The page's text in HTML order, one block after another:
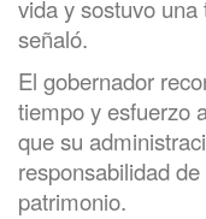
vida y sostuvo una
señaló.
El gobernador
tiempo y esfuerzo
que su
responsabilidad
patrimonio.